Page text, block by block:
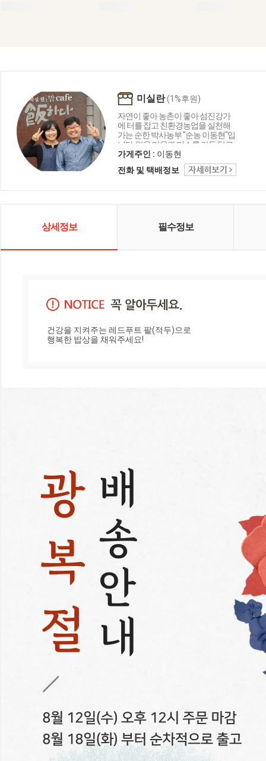
미실란(1%후원)
자연이 좋아 농촌이 좋아 섬진강가
에 터를 잡고 친환경농업을 실천해
가는 순한 박사농부 "순농 이동현"입
니다. 맑은 마음과 미소를 가득 담고
아름다운 세상을 살아가길 바라는
우리 두아들에게 좋은 먹거리와 환
경을 물려주고 싶은 농촌의 희망의
현입니다. 조금 배운 것 현장에서 또
공간을 "미실란"에서 만들어가겠습
가게주인 : 이동현
전화 및 택배정보
상세정보 필수정보
건강을 지켜주는 레드푸트 팥(적두)으로
행복한 밥상을 채워주세요!